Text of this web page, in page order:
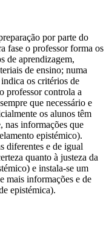
por parte do
fase o professor forma os
de aprendizagem,
de ensino; numa
os critérios de
professor controla a
que necessário e
os alunos têm
nas informações que
epistémico).
diferentes e de igual
quanto à justeza da
e instala-se um
mais informações e de
epistémica).